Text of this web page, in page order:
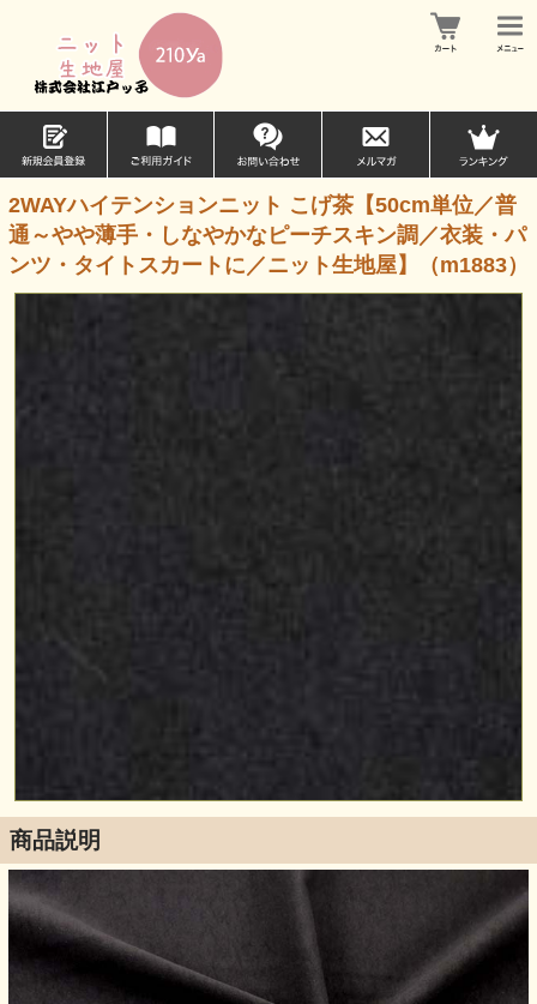
2WAYハイテンションニット こげ茶【50cm単位／普
通～やや薄手・しなやかなピーチスキン調／衣装・パ
ンツ・タイトスカートに／ニット生地屋】（m1883）
商品説明